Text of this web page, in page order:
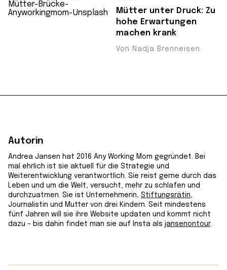
Mütter unter Druck: Zu
hohe Erwartungen
machen krank
Von Nadja Brenneisen
Autorin
Andrea Jansen hat 2016 Any Working Mom gegründet. Bei
mal ehrlich ist sie aktuell für die Strategie und
Weiterentwicklung verantwortlich. Sie reist gerne durch das
Leben und um die Welt, versucht, mehr zu schlafen und
durchzuatmen. Sie ist Unternehmerin, Stiftungsrätin
Journalistin und Mutter von drei Kindern. Seit mindestens
fünf Jahren will sie ihre Website updaten und kommt nicht
dazu – bis dahin findet man sie auf Insta als jansenontour.